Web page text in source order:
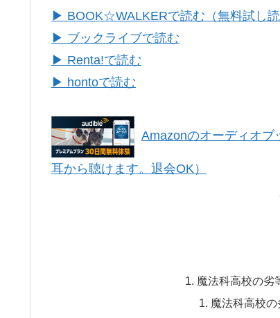
▶ BOOK☆WALKERで読む（無料試し読
▶ ブックライブで読む
▶ Renta!で読む
▶ hontoで読む
Amazonのオーディオ
耳から聴けます。退会OK）
魔法科高校の劣
魔法科高校